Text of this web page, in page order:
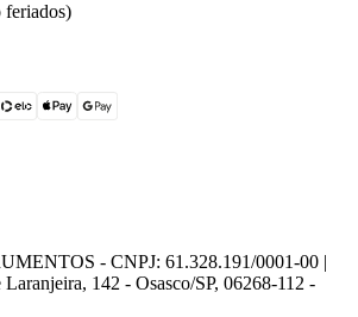
feriados)
- CNPJ: 61.328.191/0001-00 |
142 - Osasco/SP, 06268-112 -